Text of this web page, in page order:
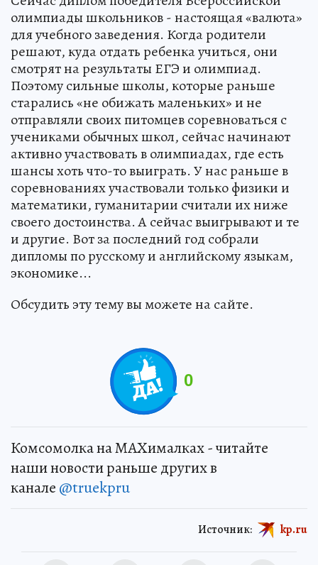
олимпиады школьников - настоящая «валюта»
для учебного заведения. Когда родители
решают, куда отдать ребенка учиться, они
смотрят на результаты ЕГЭ и олимпиад.
Поэтому сильные школы, которые раньше
старались «не обижать маленьких» и не
отправляли своих питомцев соревноваться с
учениками обычных школ, сейчас начинают
активно участвовать в олимпиадах, где есть
шансы хоть что-то выиграть. У нас раньше в
соревнованиях участвовали только физики и
математики, гуманитарии считали их ниже
своего достоинства. А сейчас выигрывают и те
и другие. Вот за последний год собрали
дипломы по русскому и английскому языкам,
экономике...
Обсудить эту тему вы можете на сайте.
0
Комсомолка на MAXималках - читайте
наши новости раньше других в
канале @truekpru
Источник: kp.ru